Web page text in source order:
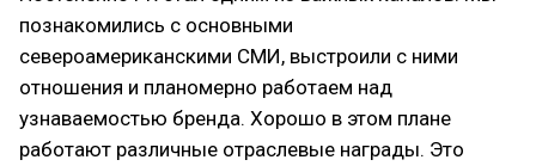
познакомились с основными
североамериканскими СМИ, выстроили с ними
отношения и планомерно работаем над
узнаваемостью бренда. Хорошо в этом плане
работают различные отраслевые награды. Это